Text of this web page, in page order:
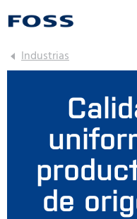
Industrias
de